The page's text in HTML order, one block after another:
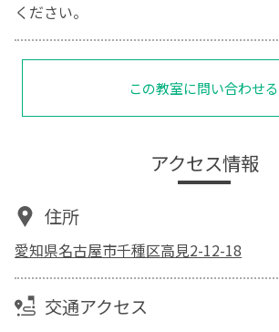
ください。
この教室に問い合わせる
アクセス情報
住所
愛知県名古屋市千種区高見2-12-18
交通アクセス